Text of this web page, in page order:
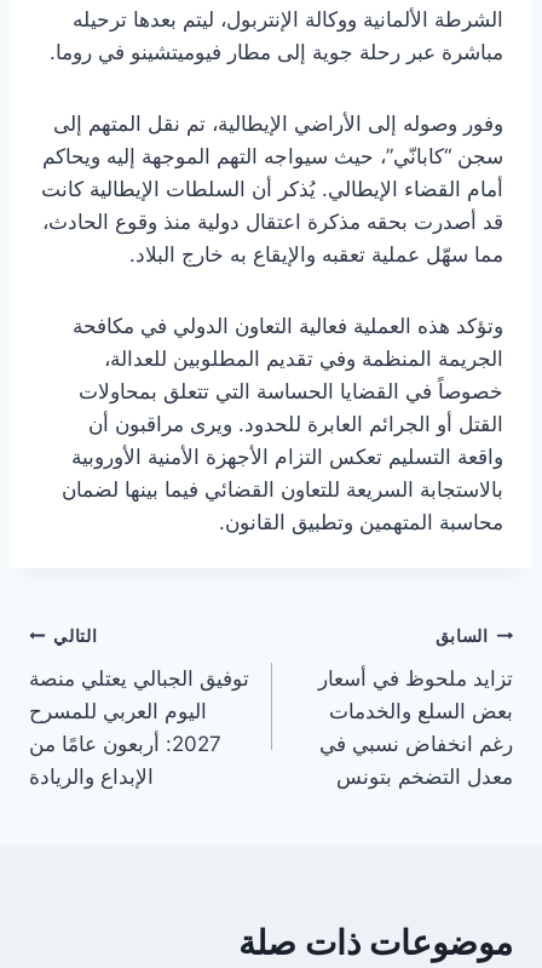
الشرطة الألمانية ووكالة الإنتربول، ليتم بعدها ترحيله
مباشرة عبر رحلة جوية إلى مطار فيوميتشينو في روما.
وفور وصوله إلى الأراضي الإيطالية، تم نقل المتهم إلى
سجن “كابانّي”، حيث سيواجه التهم الموجهة إليه ويحاكم
أمام القضاء الإيطالي. يُذكر أن السلطات الإيطالية كانت
قد أصدرت بحقه مذكرة اعتقال دولية منذ وقوع الحادث،
مما سهّل عملية تعقبه والإيقاع به خارج البلاد.
وتؤكد هذه العملية فعالية التعاون الدولي في مكافحة
الجريمة المنظمة وفي تقديم المطلوبين للعدالة،
خصوصاً في القضايا الحساسة التي تتعلق بمحاولات
القتل أو الجرائم العابرة للحدود. ويرى مراقبون أن
واقعة التسليم تعكس التزام الأجهزة الأمنية الأوروبية
بالاستجابة السريعة للتعاون القضائي فيما بينها لضمان
محاسبة المتهمين وتطبيق القانون.
تصفّح
المقالات
السابق
تزايد ملحوظ في أسعار
بعض السلع والخدمات
رغم انخفاض نسبي في
معدل التضخم بتونس
التالي
توفيق الجبالي يعتلي منصة
اليوم العربي للمسرح
2027: أربعون عامًا من
الإبداع والريادة
موضوعات ذات صلة